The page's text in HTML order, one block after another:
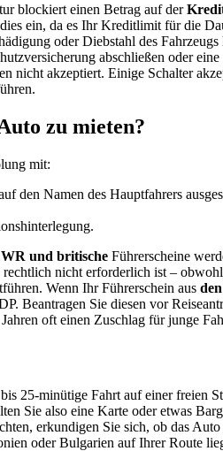
blockiert einen Betrag auf der
ein, da es Ihr Kreditlimit für die
oder Diebstahl des
abschließen oder
nicht akzeptiert. Einige Schalter
zu mieten?
mit:
den Namen des Hauptfahrers
und britische Führerscheine
nicht erforderlich ist –
Wenn Ihr Führerschein aus
Beantragen Sie diesen vor
oft einen Zuschlag für junge
25-minütige Fahrt auf einer freien
Sie also eine Karte oder etwas
erkundigen Sie sich, ob das
oder Bulgarien auf Ihrer Route